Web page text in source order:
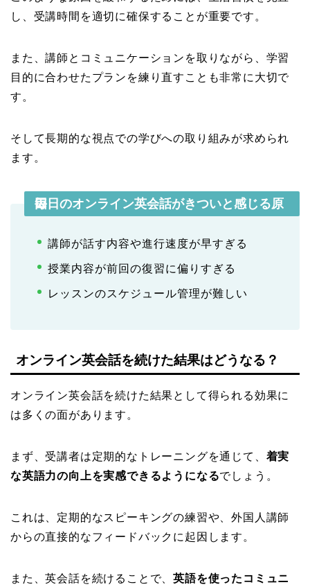
し、受講時間を適切に確保することが重要です。
また、講師とコミュニケーションを取りながら、学習
目的に合わせたプランを練り直すことも非常に大切で
す。
そして長期的な視点での学びへの取り組みが求められ
ます。
毎日のオンライン英会話がきついと感じる原因
講師が話す内容や進行速度が早すぎる
授業内容が前回の復習に偏りすぎる
レッスンのスケジュール管理が難しい
オンライン英会話を続けた結果はどうなる？
オンライン英会話を続けた結果として得られる効果に
は多くの面があります。
まず、受講者は定期的なトレーニングを通じて、 着実
な英語力の向上を実感できるようになるでしょう。
これは、定期的なスピーキングの練習や、外国人講師
からの直接的なフィードバックに起因します。
また、英会話を続けることで、英語を使ったコミュニ